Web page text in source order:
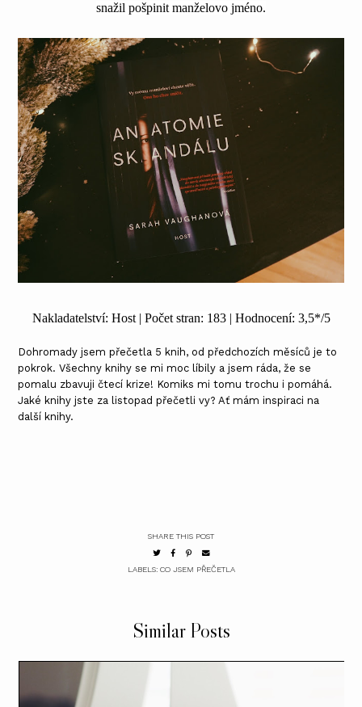
snažil pošpinit manželovo jméno.
Nakladatelství: Host | Počet stran: 183 | Hodnocení: 3,5*/5
Dohromady jsem přečetla 5 knih, od předchozích měsíců je to
pokrok. Všechny knihy se mi moc líbily a jsem ráda, že se
pomalu zbavuji čtecí krize! Komiks mi tomu trochu i pomáhá.
Jaké knihy jste za listopad přečetli vy? Ať mám inspiraci na
další knihy.
SHARE THIS POST
LABELS: CO JSEM PŘEČETLA
Similar Posts